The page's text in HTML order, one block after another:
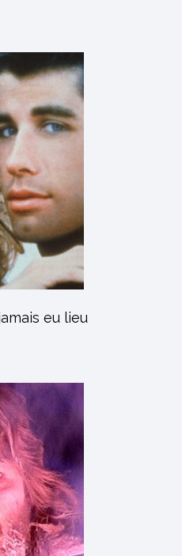
eu lieu